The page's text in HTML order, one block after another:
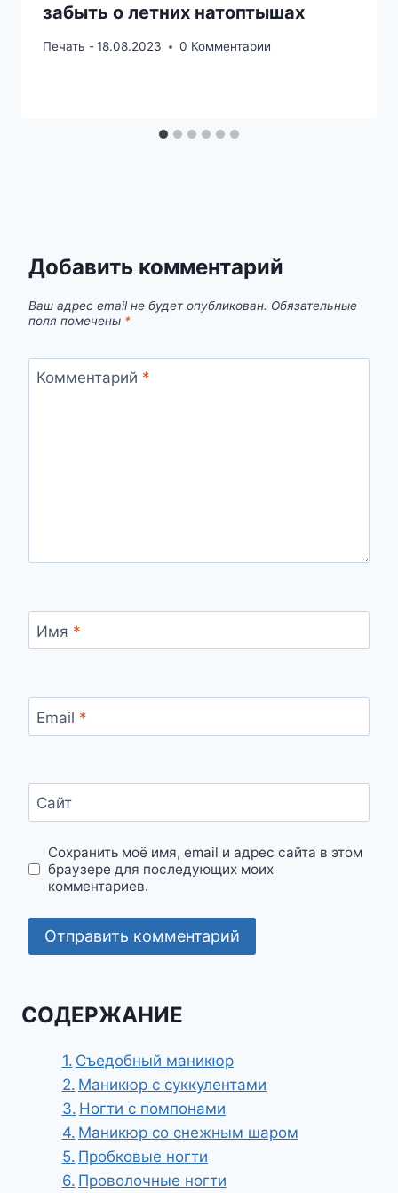
забыть о летних натоптышах
Печать -18.08.2023 0 Комментарии
Добавить комментарий
Ваш адрес email не будет опубликован. Обязательные
поля помечены *
Комментарий *
Имя *
Email *
Сайт
Сохранить моё имя, email и адрес сайта в этом
браузере для последующих моих
комментариев.
СОДЕРЖАНИЕ
Съедобный маникюр
Маникюр с суккулентами
Ногти с помпонами
Маникюр со снежным шаром
Пробковые ногти
Проволочные ногти